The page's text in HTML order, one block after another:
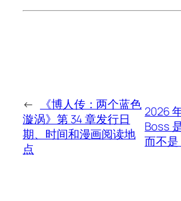
←
《博人传：两个蓝色
漩涡》第 34 章发行日
期、时间和漫画阅读地
点
2026
Boss
而不